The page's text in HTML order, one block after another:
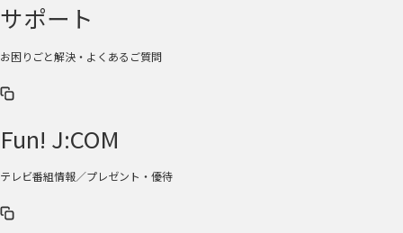
サポート
お困りごと解決・よくあるご質問
Fun! J:COM
テレビ番組情報／プレゼント・優待